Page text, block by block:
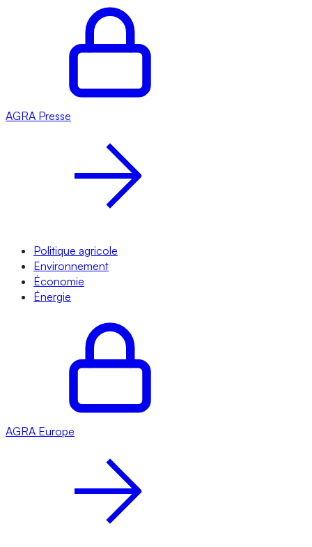
AGRA Presse
Politique agricole
Environnement
Économie
Énergie
AGRA Europe